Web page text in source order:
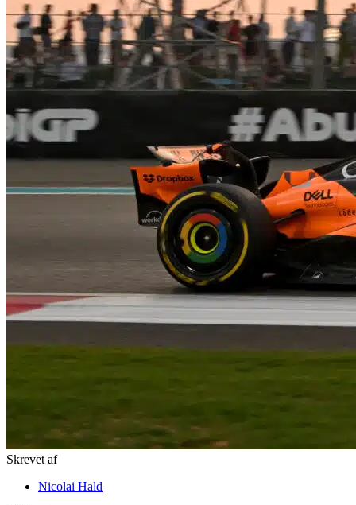
Skrevet af
Nicolai Hald